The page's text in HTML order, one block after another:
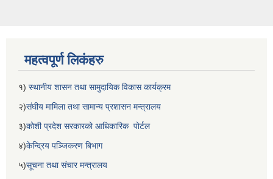
महत्वपूर्ण लिकंहरु
१) स्थानीय शासन तथा सामुदायिक विकास कार्यक्रम
२)संघीय मामिला तथा सामान्य प्रशासन मन्त्रालय
३)कोशी प्रदेश सरकारको आधिकारिक पोर्टल
४)केन्द्रिय पञ्जिकरण बिभाग
५)सूचना तथा संचार मन्त्रालय